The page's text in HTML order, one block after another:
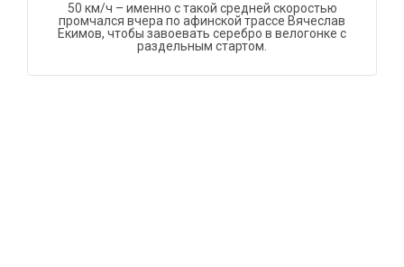
50 км/ч – именно с такой средней скоростью
промчался вчера по афинской трассе Вячеслав
Екимов, чтобы завоевать серебро в велогонке с
раздельным стартом.